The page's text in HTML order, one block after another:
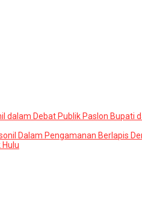
dalam Debat Publik Paslon Bupati
Dalam Pengamanan Berlapis
Hulu